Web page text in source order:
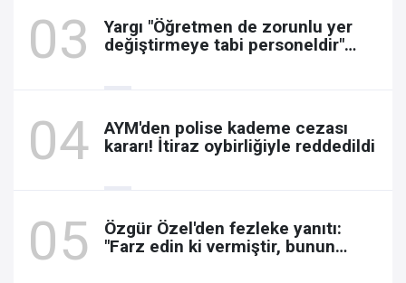
Yargı "Öğretmen de zorunlu yer
değiştirmeye tabi personeldir"
AYM'den polise kademe cezası
kararı! İtiraz oybirliğiyle reddedildi
Özgür Özel'den fezleke yanıtı:
"Farz edin ki vermiştir, bunun